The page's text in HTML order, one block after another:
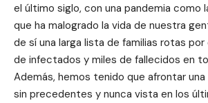
el último siglo, con una pandemia como
que ha malogrado la vida de nuestra
de sí una larga lista de familias rotas por
de infectados y miles de fallecidos en
Además, hemos tenido que afrontar
sin precedentes y nunca vista en los